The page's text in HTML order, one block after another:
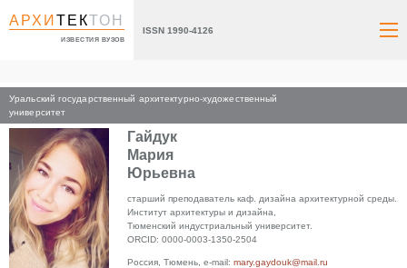
АРХИТЕКТОН
ИЗВЕСТИЯ ВУЗОВ
ISSN 1990-4126
Уральский государственный архитектурно-художественный
университет
Главная
Гайдук
Мария
Юрьевна
старший преподаватель каф. дизайна архитектурной среды.
Институт архитектуры и дизайна,
Тюменский индустриальный университет.
ORCID: 0000-0003-1350-2504
Россия, Тюмень, e-mail: mary.gaydouk@mail.ru